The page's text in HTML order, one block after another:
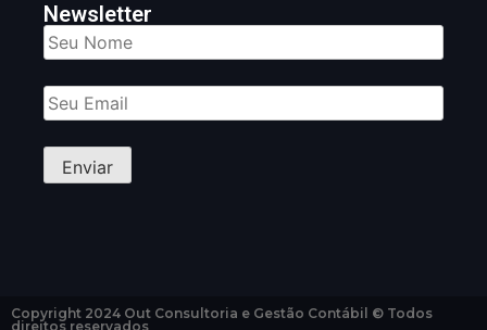
Newsletter
Copyright 2024 Out Consultoria e Gestão Contábil © Todos
direitos reservados